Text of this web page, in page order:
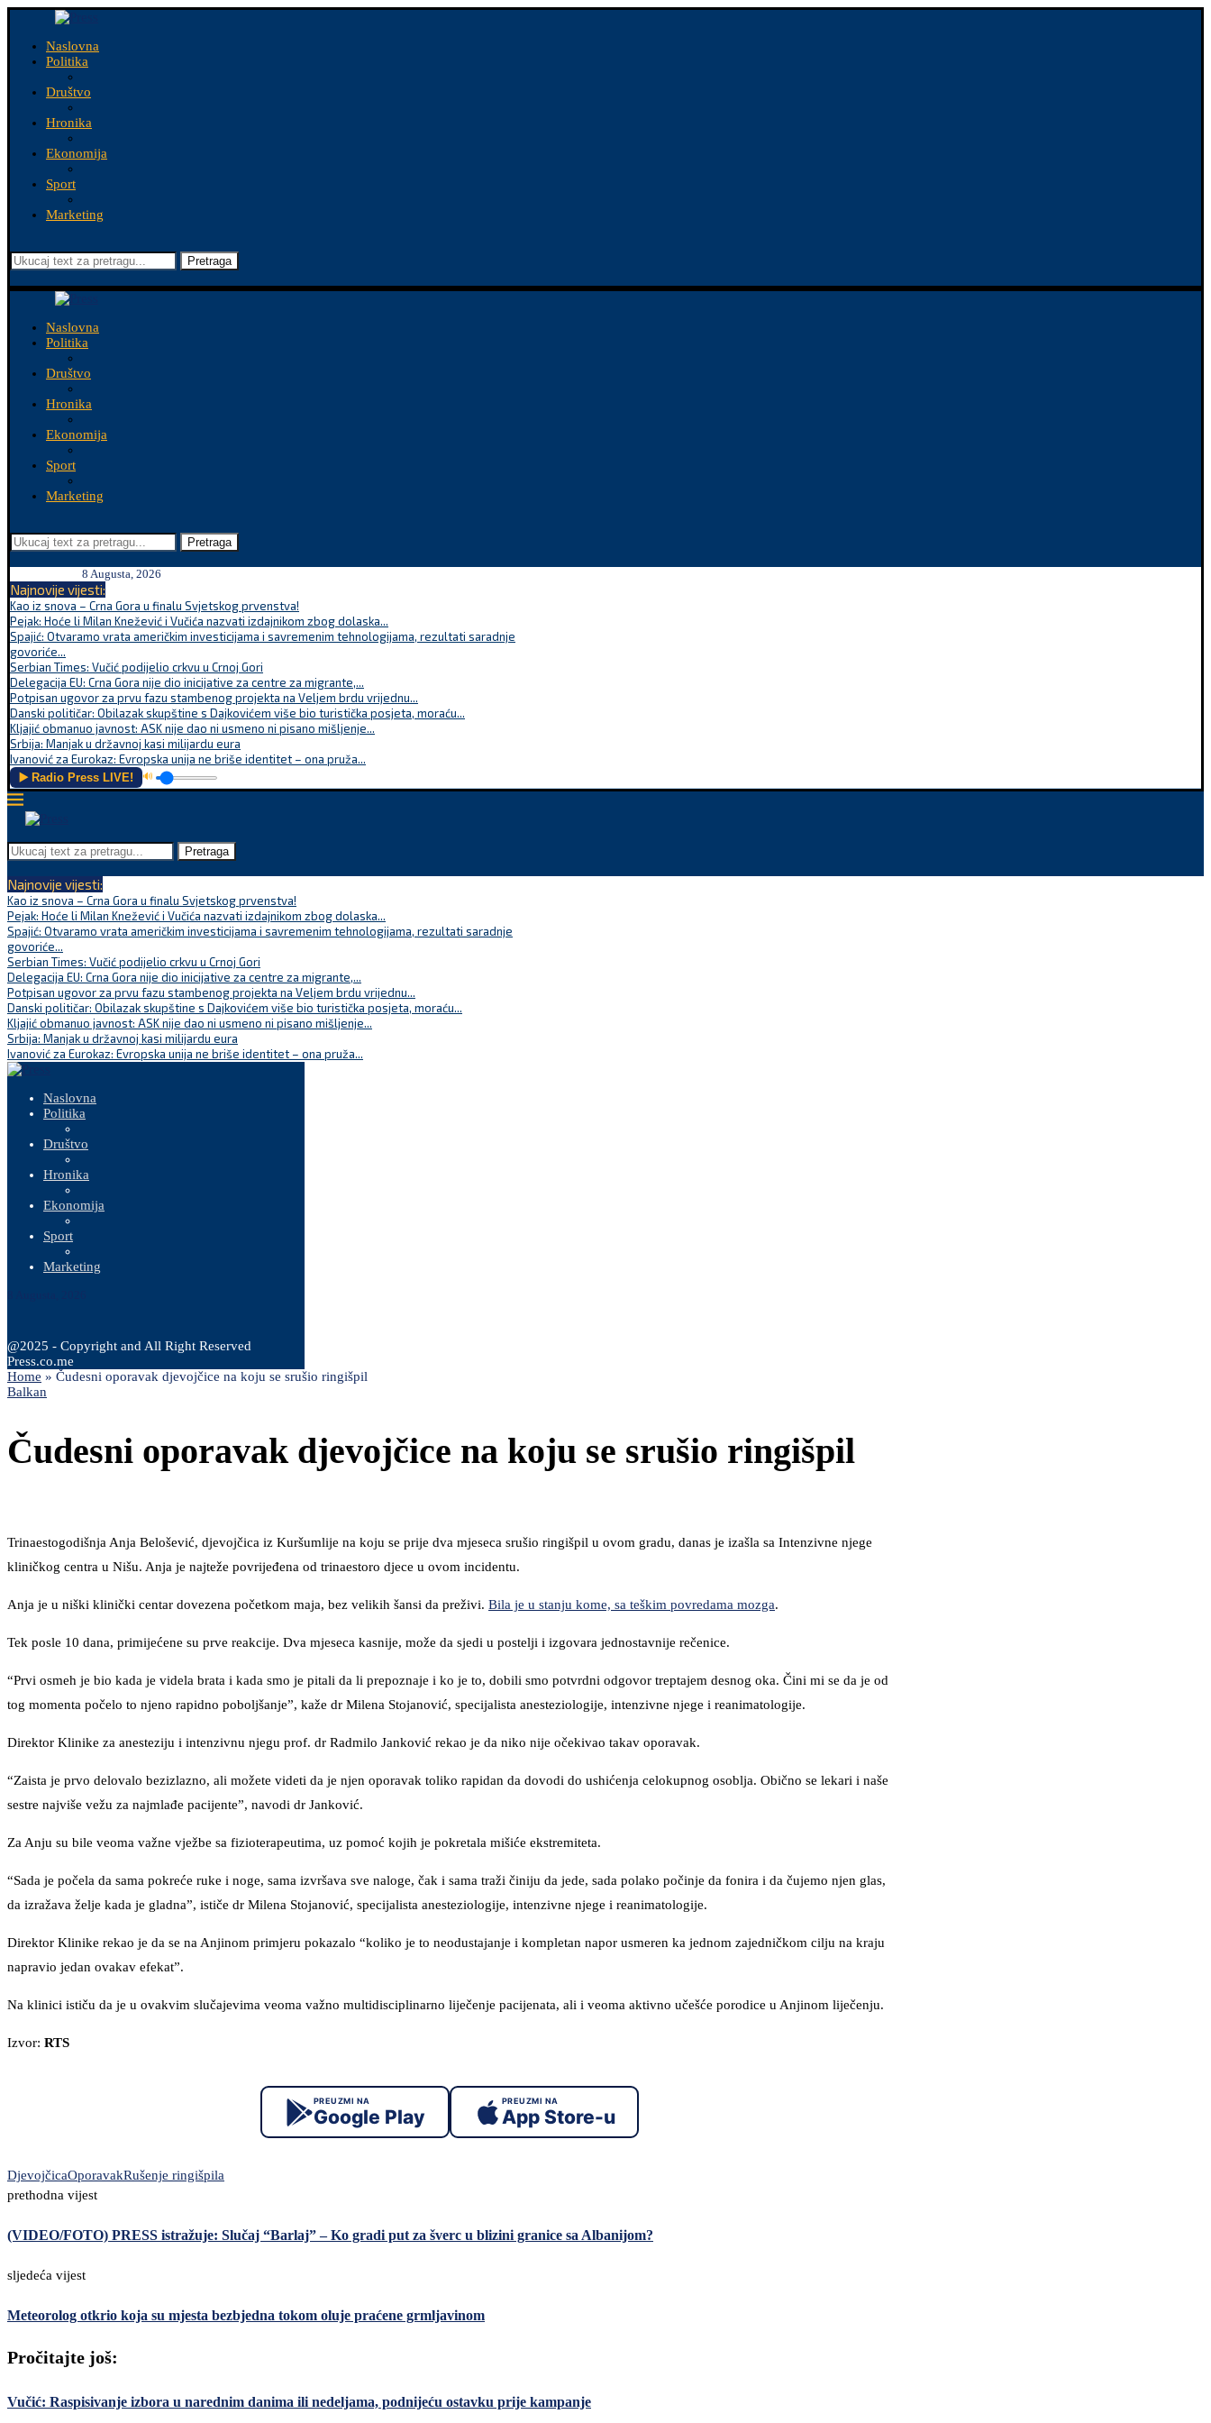
Naslovna
Politika
Društvo
Hronika
Ekonomija
Sport
Marketing
Pretraga
Naslovna
Politika
Društvo
Hronika
Ekonomija
Sport
Marketing
Pretraga
8 Augusta, 2026
Najnovije vijesti:
Kao iz snova – Crna Gora u finalu Svjetskog prvenstva!
Pejak: Hoće li Milan Knežević i Vučića nazvati izdajnikom zbog dolaska...
Spajić: Otvaramo vrata američkim investicijama i savremenim tehnologijama, rezultati saradnje
govoriće...
Serbian Times: Vučić podijelio crkvu u Crnoj Gori
Delegacija EU: Crna Gora nije dio inicijative za centre za migrante,...
Potpisan ugovor za prvu fazu stambenog projekta na Veljem brdu vrijednu...
Danski političar: Obilazak skupštine s Dajkovićem više bio turistička posjeta, moraću...
Kljajić obmanuo javnost: ASK nije dao ni usmeno ni pisano mišljenje...
Srbija: Manjak u državnoj kasi milijardu eura
Ivanović za Eurokaz: Evropska unija ne briše identitet – ona pruža...
▶️ Radio Press LIVE! 🔊
Pretraga
Najnovije vijesti:
Kao iz snova – Crna Gora u finalu Svjetskog prvenstva!
Pejak: Hoće li Milan Knežević i Vučića nazvati izdajnikom zbog dolaska...
Spajić: Otvaramo vrata američkim investicijama i savremenim tehnologijama, rezultati saradnje
govoriće...
Serbian Times: Vučić podijelio crkvu u Crnoj Gori
Delegacija EU: Crna Gora nije dio inicijative za centre za migrante,...
Potpisan ugovor za prvu fazu stambenog projekta na Veljem brdu vrijednu...
Danski političar: Obilazak skupštine s Dajkovićem više bio turistička posjeta, moraću...
Kljajić obmanuo javnost: ASK nije dao ni usmeno ni pisano mišljenje...
Srbija: Manjak u državnoj kasi milijardu eura
Ivanović za Eurokaz: Evropska unija ne briše identitet – ona pruža...
Naslovna
Politika
Društvo
Hronika
Ekonomija
Sport
Marketing
@2025 - Copyright and All Right Reserved
Press.co.me
Home » Čudesni oporavak djevojčice na koju se srušio ringišpil
Balkan
Čudesni oporavak djevojčice na koju se srušio ringišpil
Trinaestogodišnja Anja Belošević, djevojčica iz Kuršumlije na koju se prije dva mjeseca srušio ringišpil u ovom gradu, danas je izašla sa Intenzivne njege
kliničkog centra u Nišu. Anja je najteže povrijeđena od trinaestoro djece u ovom incidentu.
Anja je u niški klinički centar dovezena početkom maja, bez velikih šansi da preživi. Bila je u stanju kome, sa teškim povredama mozga.
Tek posle 10 dana, primijećene su prve reakcije. Dva mjeseca kasnije, može da sjedi u postelji i izgovara jednostavnije rečenice.
“Prvi osmeh je bio kada je videla brata i kada smo je pitali da li prepoznaje i ko je to, dobili smo potvrdni odgovor treptajem desnog oka. Čini mi se da je od
tog momenta počelo to njeno rapidno poboljšanje”, kaže dr Milena Stojanović, specijalista anesteziologije, intenzivne njege i reanimatologije.
Direktor Klinike za anesteziju i intenzivnu njegu prof. dr Radmilo Janković rekao je da niko nije očekivao takav oporavak.
“Zaista je prvo delovalo bezizlazno, ali možete videti da je njen oporavak toliko rapidan da dovodi do ushićenja celokupnog osoblja. Obično se lekari i naše
sestre najviše vežu za najmlađe pacijente”, navodi dr Janković.
Za Anju su bile veoma važne vježbe sa fizioterapeutima, uz pomoć kojih je pokretala mišiće ekstremiteta.
“Sada je počela da sama pokreće ruke i noge, sama izvršava sve naloge, čak i sama traži činiju da jede, sada polako počinje da fonira i da čujemo njen glas,
da izražava želje kada je gladna”, ističe dr Milena Stojanović, specijalista anesteziologije, intenzivne njege i reanimatologije.
Direktor Klinike rekao je da se na Anjinom primjeru pokazalo “koliko je to neodustajanje i kompletan napor usmeren ka jednom zajedničkom cilju na kraju
napravio jedan ovakav efekat”.
Na klinici ističu da je u ovakvim slučajevima veoma važno multidisciplinarno liječenje pacijenata, ali i veoma aktivno učešće porodice u Anjinom liječenju.
Izvor: RTS
PREUZMI NA
Google Play
PREUZMI NA
App Store-u
DjevojčicaOporavakRušenje ringišpila
prethodna vijest
(VIDEO/FOTO) PRESS istražuje: Slučaj “Barlaj” – Ko gradi put za šverc u blizini granice sa Albanijom?
sljedeća vijest
Meteorolog otkrio koja su mjesta bezbjedna tokom oluje praćene grmljavinom
Pročitajte još:
Vučić: Raspisivanje izbora u narednim danima ili nedeljama, podnijeću ostavku prije kampanje